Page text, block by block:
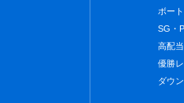
ボー
SG・
高配
優勝
ダウ